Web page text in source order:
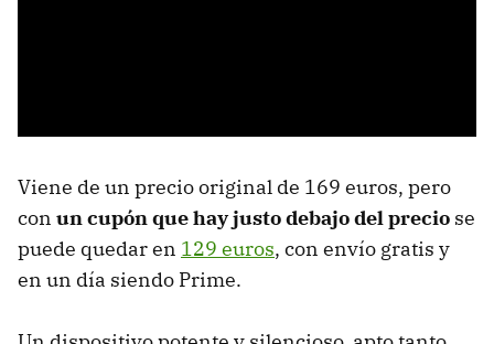
Viene de un precio original de 169 euros, pero
con un cupón que hay justo debajo del precio se
puede quedar en 129 euros, con envío gratis y
en un día siendo Prime.